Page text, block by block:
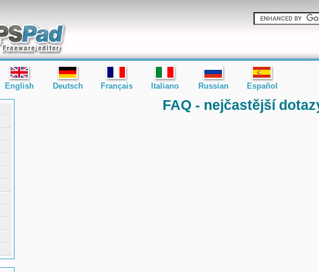
FAQ - nejčastější
English Deutsch Français Italiano Russian Español